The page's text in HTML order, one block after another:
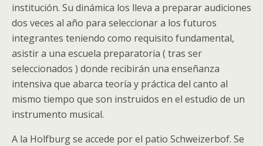
institución. Su dinámica los lleva a preparar audiciones
dos veces al año para seleccionar a los futuros
integrantes teniendo como requisito fundamental,
asistir a una escuela preparatoria ( tras ser
seleccionados ) donde recibirán una enseñanza
intensiva que abarca teoría y práctica del canto al
mismo tiempo que son instruidos en el estudio de un
instrumento musical.
A la Holfburg se accede por el patio Schweizerbof. Se